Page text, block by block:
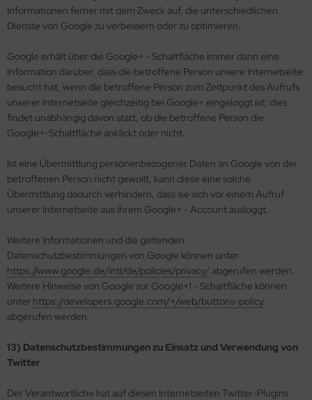
Informationen ferner mit dem Zweck auf, die unterschiedlichen
Dienste von Google zu verbessern oder zu optimieren.
Google erhält über die Google+ - Schaltfläche immer dann eine
Information darüber, dass die betroffene Person unsere Internetseite
besucht hat, wenn die betroffene Person zum Zeitpunkt des Aufrufs
unserer Internetseite gleichzeitig bei Google+ eingeloggt ist; dies
findet unabhängig davon statt, ob die betroffene Person die
Google+-Schaltfläche anklickt oder nicht.
Ist eine Übermittlung personenbezogener Daten an Google von der
betroffenen Person nicht gewollt, kann diese eine solche
Übermittlung dadurch verhindern, dass sie sich vor einem Aufruf
unserer Internetseite aus ihrem Google+ - Account ausloggt.
Weitere Informationen und die geltenden
Datenschutzbestimmungen von Google können unter
https://www.google.de/intl/de/policies/privacy/ abgerufen werden.
Weitere Hinweise von Google zur Google+1 - Schaltfläche können
unter https://developers.google.com/+/web/buttons-policy
abgerufen werden.
13) Datenschutzbestimmungen zu Einsatz und Verwendung von
Twitter
Der Verantwortliche hat auf diesen Internetseiten Twitter-Plugins